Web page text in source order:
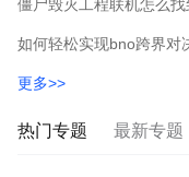
更多>>
热门专题 最新专题